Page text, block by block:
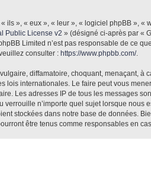
ils », « eux », « leur », « logiciel phpBB »,
Public License v2 » (désigné ci-après par «
Limited n’est pas responsable de ce
consulter : https://www.phpbb.com/.
diffamatoire, choquant, menaçant,
lois internationales. Le faire peut vous
Les adresses IP de tous les messages
n’importe quel sujet lorsque nous
stockées dans notre base de données.
être tenus comme responsables en